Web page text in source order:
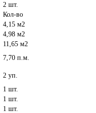
2 шт.
Кол-во
4,15 м2
4,98 м2
11,65 м2
7,70 п.м.
2 уп.
1 шт.
1 шт.
1 шт.